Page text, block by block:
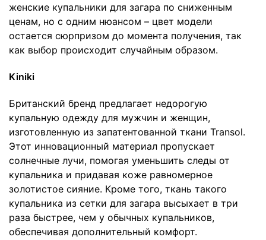
женские купальники для загара по сниженным
ценам, но с одним нюансом – цвет модели
остается сюрпризом до момента получения, так
как выбор происходит случайным образом.
Kiniki
Британский бренд предлагает недорогую
купальную одежду для мужчин и женщин,
изготовленную из запатентованной ткани Transol.
Этот инновационный материал пропускает
солнечные лучи, помогая уменьшить следы от
купальника и придавая коже равномерное
золотистое сияние. Кроме того, ткань такого
купальника из сетки для загара высыхает в три
раза быстрее, чем у обычных купальников,
обеспечивая дополнительный комфорт.